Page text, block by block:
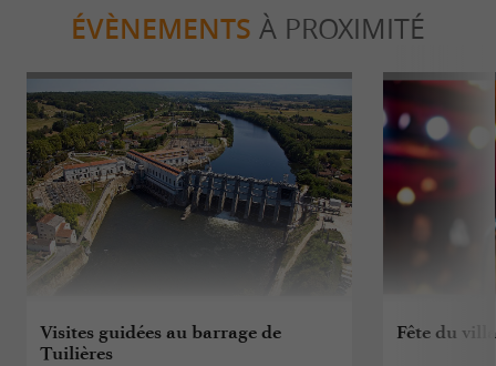
ÉVÈNEMENTS À PROXIMITÉ
Visites guidées au barrage de
Tuilières
Fête du